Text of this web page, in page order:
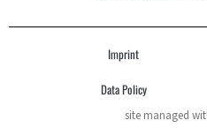
Imprint
Data Policy
site managed